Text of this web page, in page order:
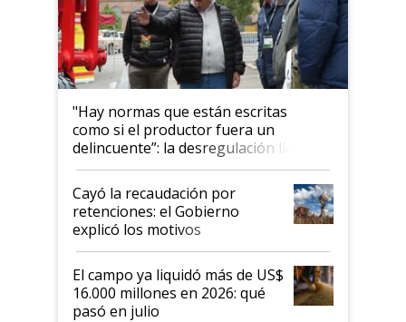
"Hay normas que están escritas
como si el productor fuera un
delincuente”: la desregulación llegó
al Congreso Aapresid y hasta se
habló del financiamiento al IPCVA
Cayó la recaudación por
retenciones: el Gobierno
explicó los motivos
El campo ya liquidó más de US$
16.000 millones en 2026: qué
pasó en julio